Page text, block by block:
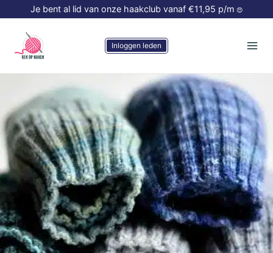
Doorgaan
naar
inhoud
Je bent al lid van onze haakclub vanaf €11,95 p/m 😍
Inloggen leden